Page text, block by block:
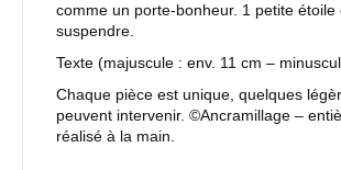
comme un porte-bonheur. 1 petite étoile
suspendre.
Texte (majuscule : env. 11 cm –
Chaque pièce est unique, quelques
peuvent intervenir. ©Ancramillage –
réalisé à la main.